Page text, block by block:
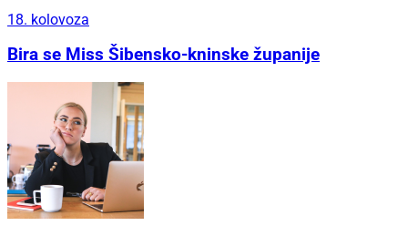
18. kolovoza
Bira se Miss Šibensko-kninske županije